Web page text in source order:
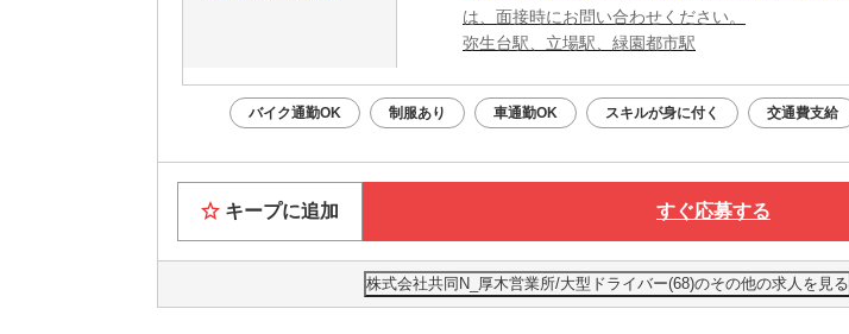
は、面接時にお問い合わせください。
弥生台駅、立場駅、緑園都市駅
バイク通勤OK 制服あり 車通勤OK スキルが身に付く 交通費支給
キープに追加 すぐ応募する
株式会社共同N_厚木営業所/大型ドライバー(68)のその他の求人を見る